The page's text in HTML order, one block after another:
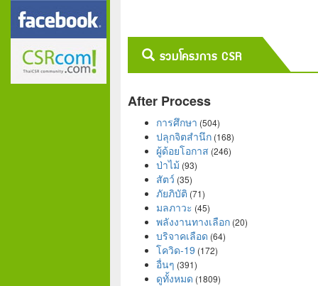
รวมโครงการ CSR
After Process
การศึกษา (504)
ปลุกจิตสำนึก (168)
ผู้ด้อยโอกาส (246)
ป่าไม้ (93)
สัตว์ (35)
ภัยภิบัติ (71)
มลภาวะ (45)
พลังงานทางเลือก (20)
บริจาคเลือด (64)
โควิด-19 (172)
อื่นๆ (391)
ดูทั้งหมด (1809)